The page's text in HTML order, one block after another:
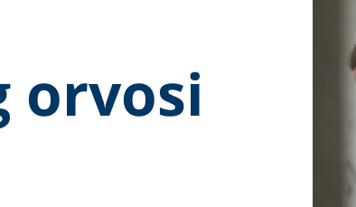
orvosi